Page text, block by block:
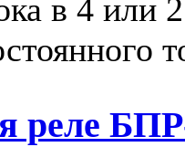
в 4 или
реле